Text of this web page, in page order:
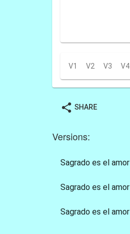
V1 V2 V3 V4
share SHARE
Versions:
Sagrado es el amor
Sagrado es el amor
Sagrado es el amor